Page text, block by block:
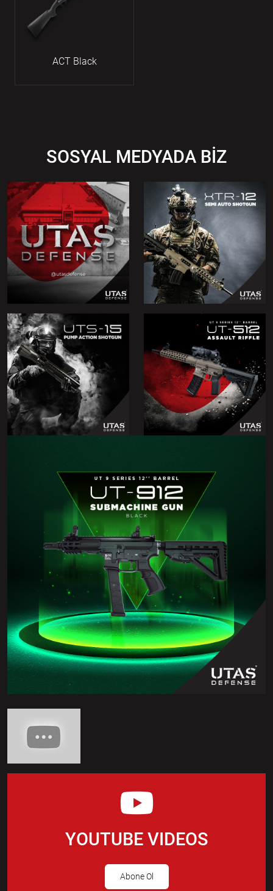
ACT Black
SOSYAL MEDYADA BİZ
YOUTUBE VIDEOS
Abone Ol